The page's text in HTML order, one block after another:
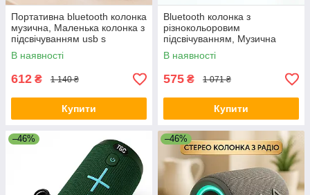
Портативна bluetooth колонка
музична, Маленька колонка з
підсвічуванням usb s
Bluetooth OJ-58
В наявності
612 ₴ 1 140 ₴
Купити
Bluetooth колонка з
різнокольоровим
підсвічуванням, Музична
колонка з блютузом і
флешкою CN-83
В наявності
575 ₴ 1 071 ₴
Купити
–46% –46%